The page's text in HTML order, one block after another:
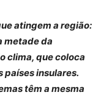
atingem a região:
metade da
clima, que coloca
países insulares.
têm a mesma